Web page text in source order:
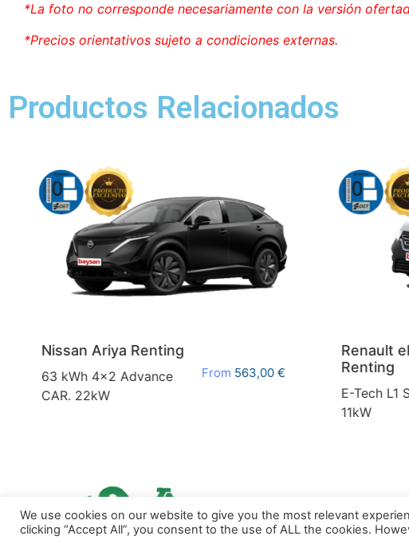
*La foto no corresponde necesariamente con la versión
*Precios orientativos sujeto a condiciones externas.
Productos Relacionados
Nissan Ariya Renting
63 kWh 4x2 Advance
CAR. 22kW
From 563,00€
Renault
Renting
E-Tech L1
11kW
We use cookies on our website to give you the most relevant
clicking “Accept All”, you consent to the use of ALL the cookies.